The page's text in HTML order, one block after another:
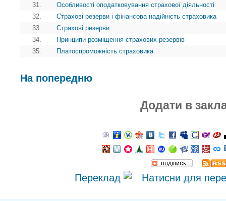
31.
Особливості оподатковування страхової діяльності
32.
Страхові резерви і фінансова надійність страховика
33.
Страхові резерви
34.
Принципи розміщення страхових резервів
35.
Платоспроможність страховика
На попередню
Додати в
Переклад